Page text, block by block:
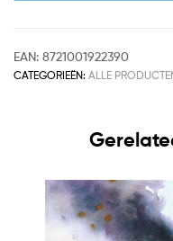
EAN: 8721001922390
CATEGORIEËN: ALLE